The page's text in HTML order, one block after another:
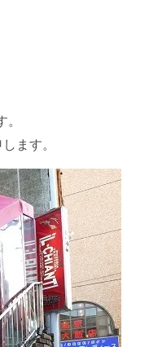
ます。